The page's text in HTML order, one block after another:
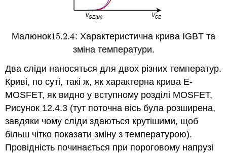
Малюнок15.2.4
15.2.4: Характеристична крива IGBT та
зміна температури.
Два сліди наносяться для двох різних температур.
Криві, по суті, такі ж, як характерна крива E-
MOSFET, як видно у вступному розділі MOSFET,
Рисунок 12.4.3 (тут поточна вісь була розширена,
завдяки чому сліди здаються крутішими, щоб
більш чітко показати зміну з температурою).
Провідність починається при пороговому напрузі